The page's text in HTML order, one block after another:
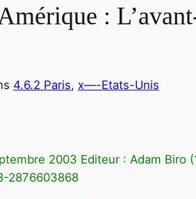
:
4.6.2 Paris, x—-Etats-Unis
2003 Editeur : Adam
2876603868